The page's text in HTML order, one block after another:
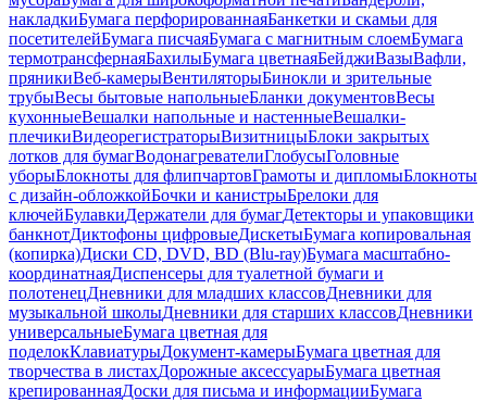
накладкиБумага перфорированнаяБанкетки и скамьи для
посетителейБумага писчаяБумага с магнитным слоемБумага
термотрансфернаяБахилыБумага цветнаяБейджиВазыВафли,
пряникиВеб-камерыВентиляторыБинокли и зрительные
трубыВесы бытовые напольныеБланки документовВесы
кухонныеВешалки напольные и настенныеВешалки-
плечикиВидеорегистраторыВизитницыБлоки закрытых
лотков для бумагВодонагревателиГлобусыГоловные
уборыБлокноты для флипчартовГрамоты и дипломыБлокноты
с дизайн-обложкойБочки и канистрыБрелоки для
ключейБулавкиДержатели для бумагДетекторы и упаковщики
банкнотДиктофоны цифровыеДискетыБумага копировальная
(копирка)Диски CD, DVD, BD (Blu-ray)Бумага масштабно-
координатнаяДиспенсеры для туалетной бумаги и
полотенецДневники для младших классовДневники для
музыкальной школыДневники для старших классовДневники
универсальныеБумага цветная для
поделокКлавиатурыДокумент-камерыБумага цветная для
творчества в листахДорожные аксессуарыБумага цветная
крепированнаяДоски для письма и информацииБумага